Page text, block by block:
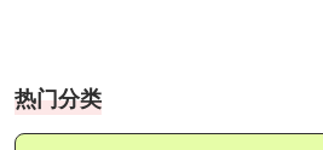
热门分类